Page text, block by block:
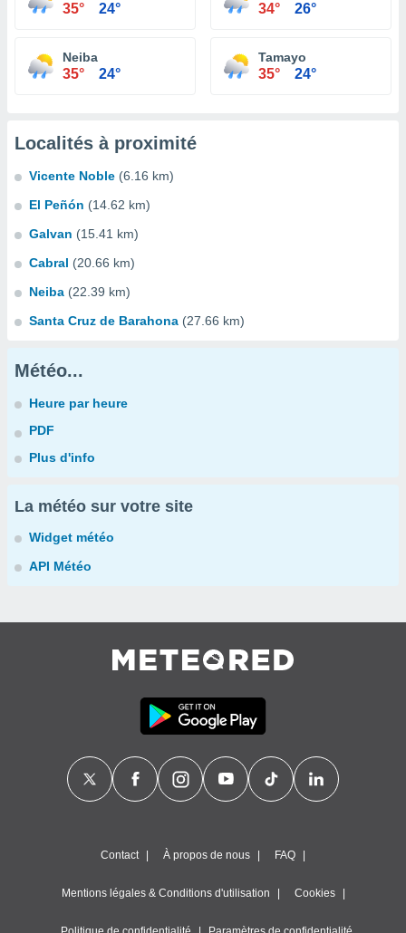
35° 24° 34° 26°
Neiba
35° 24°
Tamayo
35° 24°
Localités à proximité
Vicente Noble (6.16 km)
El Peñón (14.62 km)
Galvan (15.41 km)
Cabral (20.66 km)
Neiba (22.39 km)
Santa Cruz de Barahona (27.66 km)
Météo...
Heure par heure
PDF
Plus d'info
La météo sur votre site
Widget météo
API Météo
Contact À propos de nous FAQ
Mentions légales & Conditions d'utilisation Cookies